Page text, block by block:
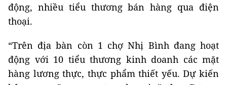
động, nhiều tiểu thương bán hàng qua điện
thoại.
“Trên địa bàn còn 1 chợ Nhị Bình đang hoạt
động với 10 tiểu thương kinh doanh các mặt
hàng lương thực, thực phẩm thiết yếu. Dự kiến